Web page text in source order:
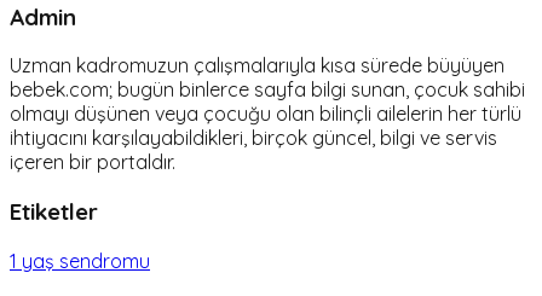
Admin
Uzman kadromuzun çalışmalarıyla kısa sürede büyüyen
bebek.com; bugün binlerce sayfa bilgi sunan, çocuk sahibi
olmayı düşünen veya çocuğu olan bilinçli ailelerin her türlü
ihtiyacını karşılayabildikleri, birçok güncel, bilgi ve servis
içeren bir portaldır.
Etiketler
1 yaş sendromu